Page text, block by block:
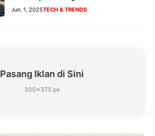
Jun. 1, 2025TECH & TRENDS
Pasang Iklan di Sini
300×375 px